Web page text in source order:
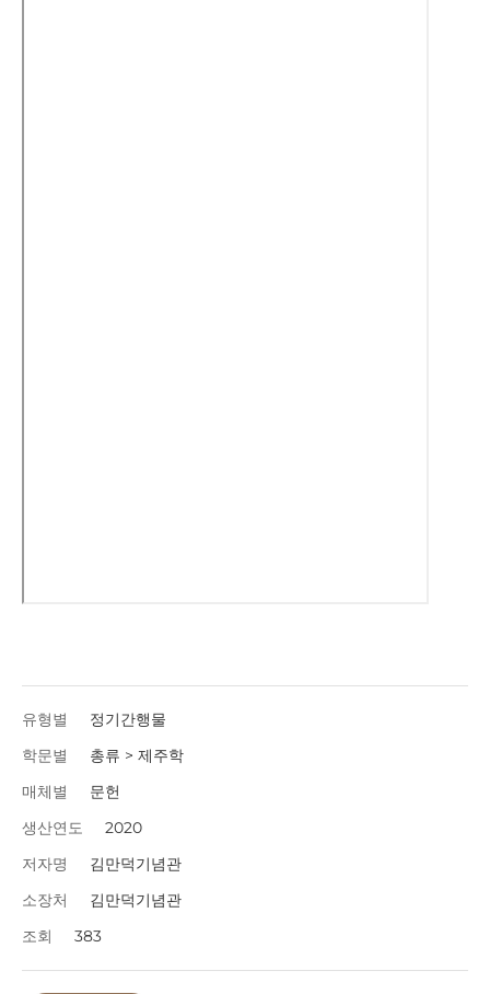
유형별
정기간행물
학문별
총류 > 제주학
매체별
문헌
생산연도
2020
저자명
김만덕기념관
소장처
김만덕기념관
조회
383